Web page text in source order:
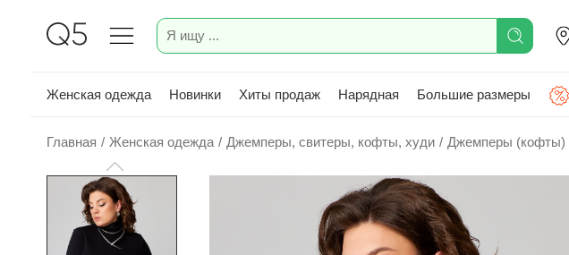
Женская одежда Новинки Хиты продаж Нарядная Большие размеры
Главная / Женская одежда / Джемперы, свитеры, кофты, худи / Джемперы (кофты)